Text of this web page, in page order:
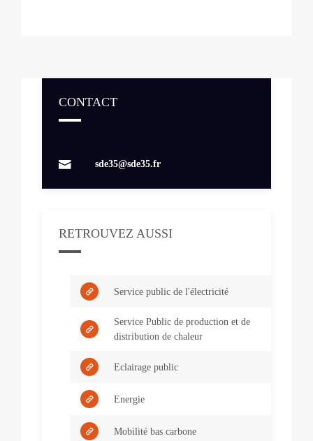
CONTACT
sde35@sde35.fr
RETROUVEZ AUSSI
Service public de l'électricité
Service Public de production et de
distribution de chaleur
Eclairage public
Energie
Mobilité bas carbone